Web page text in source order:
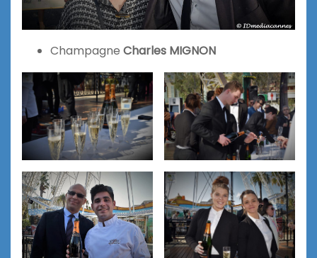
Champagne Charles MIGNON